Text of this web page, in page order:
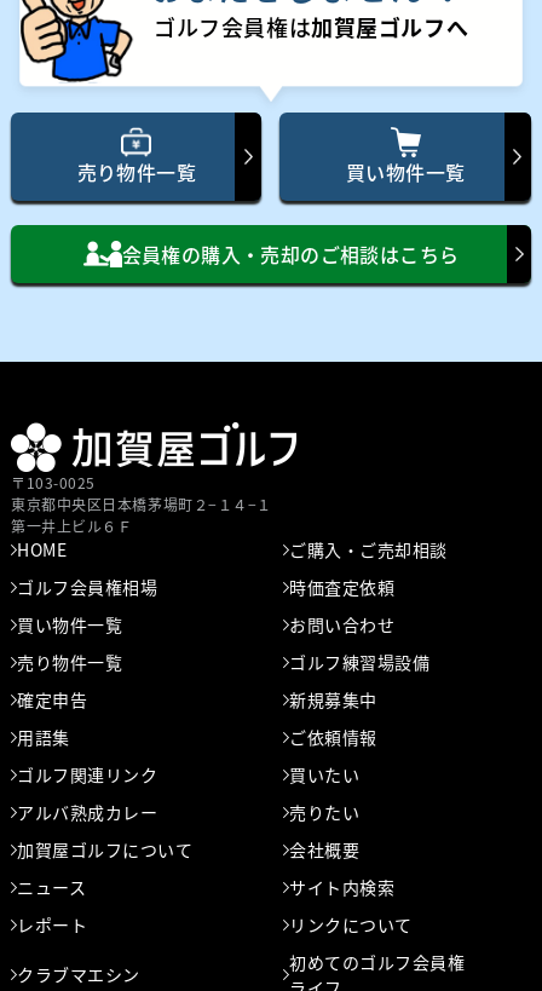
ゴルフ会員権は加賀屋ゴルフへ
売り物件一覧 買い物件一覧
会員権の購入・売却のご相談はこちら
〒103-0025
東京都中央区⽇本橋茅場町２−１４−１
第⼀井上ビル６Ｆ
HOME
ご購入・ご売却相談
ゴルフ会員権相場
時価査定依頼
買い物件一覧
お問い合わせ
売り物件一覧
ゴルフ練習場設備
確定申告
新規募集中
用語集
ご依頼情報
ゴルフ関連リンク
買いたい
アルバ熟成カレー
売りたい
加賀屋ゴルフについて
会社概要
ニュース
サイト内検索
レポート
リンクについて
クラブマエシン
初めてのゴルフ会員権